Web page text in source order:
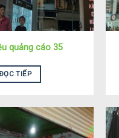
quảng cáo 35
TIẾP